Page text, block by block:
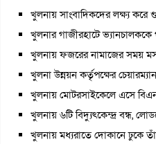
খুলনায় সাংবাদিকদের লক্ষ্য করে
খুলনার গাজীরহাটে ভ্যানচালককে
খুলনায় ফজরের নামাজের সময়
খুলনা উন্নয়ন কর্তৃপক্ষের
খুলনায় মোটরসাইকেলে এসে
খুলনায় ৬টি বিদ্যুৎকেন্দ্র বন্ধ,
খুলনায় মধ্যরাতে দোকানে ঢুকে